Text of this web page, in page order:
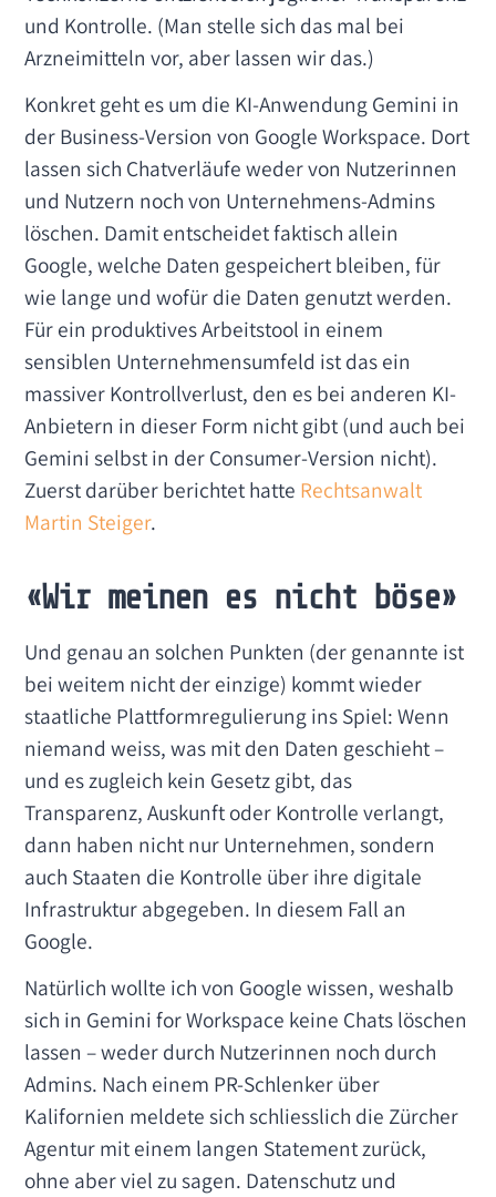
und Kontrolle. (Man stelle sich das mal bei
Arzneimitteln vor, aber lassen wir das.)
Konkret geht es um die KI-Anwendung Gemini in
der Business-Version von Google Workspace. Dort
lassen sich Chatverläufe weder von Nutzerinnen
und Nutzern noch von Unternehmens-Admins
löschen. Damit entscheidet faktisch allein
Google, welche Daten gespeichert bleiben, für
wie lange und wofür die Daten genutzt werden.
Für ein produktives Arbeitstool in einem
sensiblen Unternehmensumfeld ist das ein
massiver Kontrollverlust, den es bei anderen KI-
Anbietern in dieser Form nicht gibt (und auch bei
Gemini selbst in der Consumer-Version nicht).
Zuerst darüber berichtet hatte Rechtsanwalt
Martin Steiger.
«Wir meinen es nicht böse»
Und genau an solchen Punkten (der genannte ist
bei weitem nicht der einzige) kommt wieder
staatliche Plattformregulierung ins Spiel: Wenn
niemand weiss, was mit den Daten geschieht –
und es zugleich kein Gesetz gibt, das
Transparenz, Auskunft oder Kontrolle verlangt,
dann haben nicht nur Unternehmen, sondern
auch Staaten die Kontrolle über ihre digitale
Infrastruktur abgegeben. In diesem Fall an
Google.
Natürlich wollte ich von Google wissen, weshalb
sich in Gemini for Workspace keine Chats löschen
lassen – weder durch Nutzerinnen noch durch
Admins. Nach einem PR-Schlenker über
Kalifornien meldete sich schliesslich die Zürcher
Agentur mit einem langen Statement zurück,
ohne aber viel zu sagen. Datenschutz und